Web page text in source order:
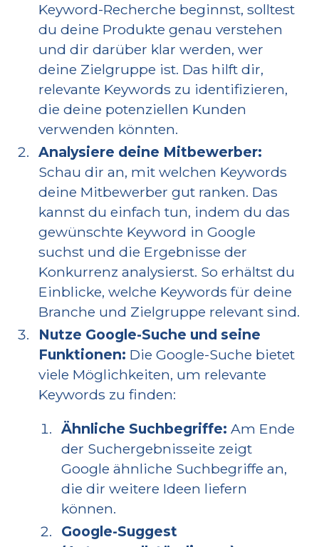
Keyword-Recherche beginnst, solltest
du deine Produkte genau verstehen
und dir darüber klar werden, wer
deine Zielgruppe ist. Das hilft dir,
relevante Keywords zu identifizieren,
die deine potenziellen Kunden
verwenden könnten.
Analysiere deine Mitbewerber:
Schau dir an, mit welchen Keywords
deine Mitbewerber gut ranken. Das
kannst du einfach tun, indem du das
gewünschte Keyword in Google
suchst und die Ergebnisse der
Konkurrenz analysierst. So erhältst du
Einblicke, welche Keywords für deine
Branche und Zielgruppe relevant sind.
Nutze Google-Suche und seine
Funktionen: Die Google-Suche bietet
viele Möglichkeiten, um relevante
Keywords zu finden:
Ähnliche Suchbegriffe: Am Ende
der Suchergebnisseite zeigt
Google ähnliche Suchbegriffe an,
die dir weitere Ideen liefern
können.
Google-Suggest